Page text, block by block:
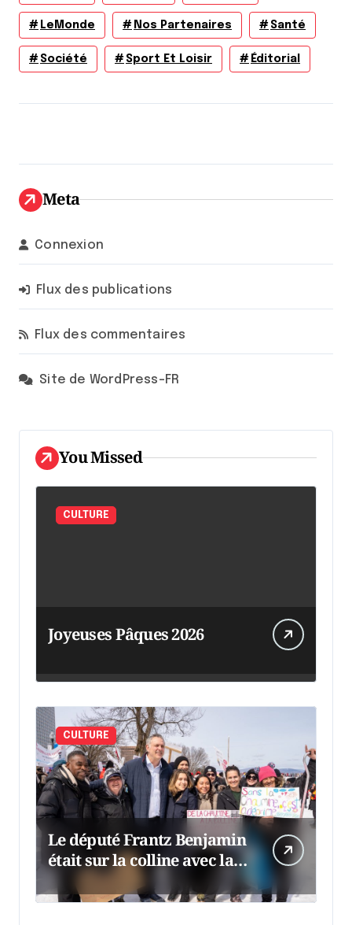
LeMonde Nos Partenaires Santé
Société Sport Et Loisir Éditorial
Meta
Connexion
Flux des publications
Flux des commentaires
Site de WordPress-FR
You Missed
CULTURE
Joyeuses Pâques 2026
CULTURE
Le député Frantz Benjamin
était sur la colline avec la
chaumine